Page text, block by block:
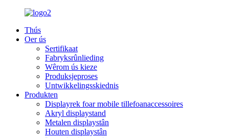
Thús
Oer ús
Sertifikaat
Fabryksrûnlieding
Wêrom ús kieze
Produksjeproses
Untwikkelingsskiednis
Produkten
Displayrek foar mobile tillefoanaccessoires
Akryl displaystand
Metalen displaystân
Houten displaystân